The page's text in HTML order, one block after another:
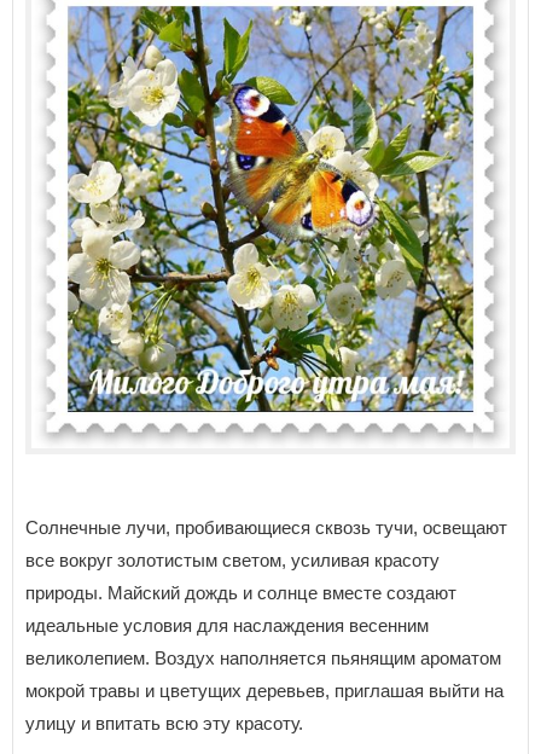
Солнечные лучи, пробивающиеся сквозь тучи, освещают
все вокруг золотистым светом, усиливая красоту
природы. Майский дождь и солнце вместе создают
идеальные условия для наслаждения весенним
великолепием. Воздух наполняется пьянящим ароматом
мокрой травы и цветущих деревьев, приглашая выйти на
улицу и впитать всю эту красоту.